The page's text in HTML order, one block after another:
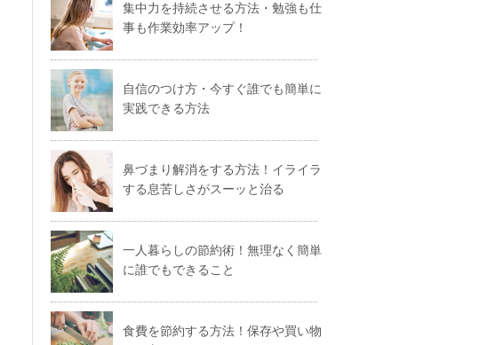
集中力を持続させる方法・勉強も仕
事も作業効率アップ！
自信のつけ方・今すぐ誰でも簡単に
実践できる方法
鼻づまり解消をする方法！イライラ
する息苦しさがスーッと治る
一人暮らしの節約術！無理なく簡単
に誰でもできること
食費を節約する方法！保存や買い物